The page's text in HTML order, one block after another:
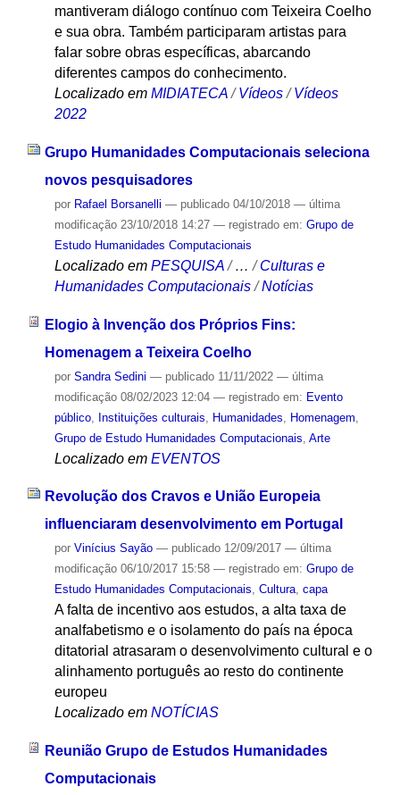
mantiveram diálogo contínuo com Teixeira Coelho
e sua obra. Também participaram artistas para
falar sobre obras específicas, abarcando
diferentes campos do conhecimento.
Localizado em MIDIATECA /Vídeos /Vídeos
2022
Grupo Humanidades Computacionais seleciona
novos pesquisadores
por Rafael Borsanelli — publicado04/10/2018 — última
modificação23/10/2018 14:27 — registrado em: Grupo de
Estudo Humanidades Computacionais
Localizado em PESQUISA /…/Culturas e
Humanidades Computacionais /Notícias
Elogio à Invenção dos Próprios Fins:
Homenagem a Teixeira Coelho
por Sandra Sedini — publicado11/11/2022 — última
modificação08/02/2023 12:04 — registrado em: Evento
público, Instituições culturais Humanidades Homenagem
Grupo de Estudo Humanidades Computacionais Arte
Localizado em EVENTOS
Revolução dos Cravos e União Europeia
influenciaram desenvolvimento em Portugal
por Vinícius Sayão — publicado12/09/2017 — última
modificação06/10/2017 15:58 — registrado em: Grupo de
Estudo Humanidades Computacionais, Cultura, capa
A falta de incentivo aos estudos, a alta taxa de
analfabetismo e o isolamento do país na época
ditatorial atrasaram o desenvolvimento cultural e o
alinhamento português ao resto do continente
europeu
Localizado em NOTÍCIAS
Reunião Grupo de Estudos Humanidades
Computacionais